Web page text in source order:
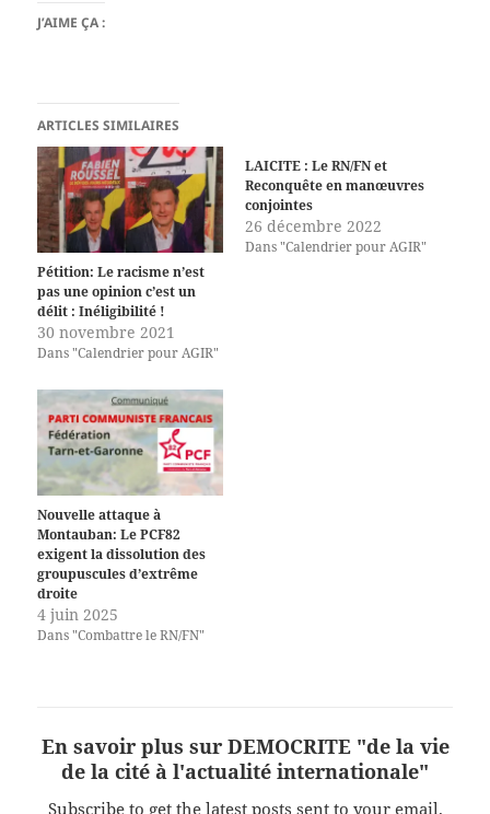
J’AIME ÇA :
ARTICLES SIMILAIRES
Pétition: Le racisme n’est
pas une opinion c’est un
délit : Inéligibilité !
30 novembre 2021
Dans "Calendrier pour AGIR"
LAICITE : Le RN/FN et
Reconquête en manœuvres
conjointes
26 décembre 2022
Dans "Calendrier pour AGIR"
Nouvelle attaque à
Montauban: Le PCF82
exigent la dissolution des
groupuscules d’extrême
droite
4 juin 2025
Dans "Combattre le RN/FN"
En savoir plus sur DEMOCRITE "de la vie
de la cité à l'actualité internationale"
Subscribe to get the latest posts sent to your email.